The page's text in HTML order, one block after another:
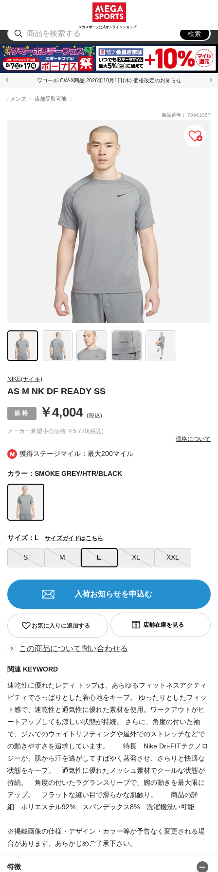
メガスポーツ公式オンラインショップ
アウトドア
検索
ワコール CW-X商品 2026年10月1日(木) 価格改定のお知らせ
獲得ステージマイル：最大200マイル
NIKE(ナイキ)
AS M NK DF READY SS
メンズ 店舗受取可能
メーカー希望小売価格 ￥5,720(税込)
￥4,004 (税込)
価格について
商品番号： 70961057
カラー：SMOKE GREY/HTR/BLACK
S M L XL XXL
サイズ：L サイズガイドはこちら
お気に入りに追加する
入荷お知らせを申込む
この商品について問い合わせる
関連 KEYWORD
速乾性に優れたレディ トップは、あらゆるフィットネスアクティ
ビティでさっぱりとした着心地をキープ。 ゆったりとしたフィッ
ト感で、速乾性と通気性に優れた素材を使用。ワークアウトがヒ
ートアップしても涼しい状態が持続。 さらに、角度の付いた袖
で、ジムでのウェイトリフティングや屋外でのストレッチなどで
の動きやすさを追求しています。 特長 Nike Dri-FITテクノロ
ジーが、肌から汗を逃がしてすばやく蒸発させ、さらりと快適な
状態をキープ。 通気性に優れたメッシュ素材でクールな状態が
持続。 角度の付いたラグランスリーブで、腕の動きを最大限に
アップ。 フラットな縫い目で滑らかな肌触り。 商品の詳
細 ポリエステル92%、スパンデックス8% 洗濯機洗い可能
※掲載画像の仕様・デザイン・カラー等が予告なく変更される場
合があります。あらかじめご了承下さい。
特徴